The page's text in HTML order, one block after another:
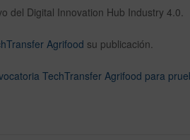
del Digital Innovation Hub Industry 4.0.
Agrifood su publicación.
TechTransfer Agrifood para